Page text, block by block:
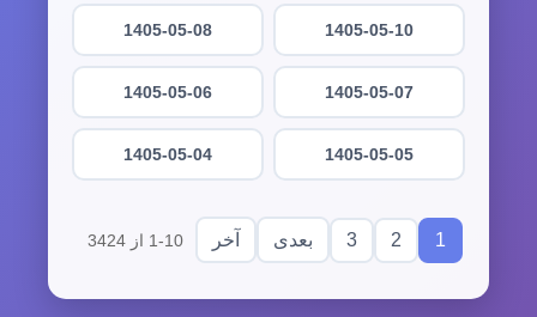
1405-05-10
1405-05-08
1405-05-07
1405-05-06
1405-05-05
1405-05-04
1
2
3 بعدی آخر 1-10 از 3424